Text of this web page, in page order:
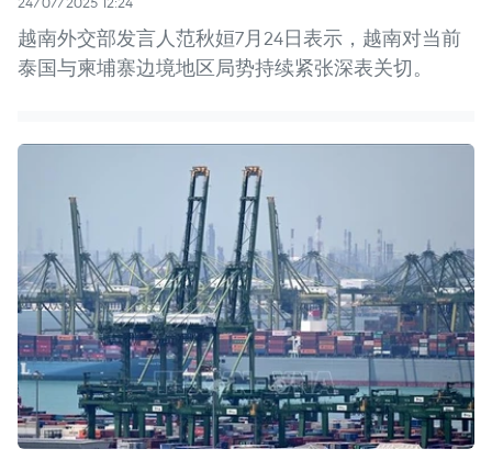
越南外交部发言人范秋姮7月24日表示，越南对当前
泰国与柬埔寨边境地区局势持续紧张深表关切。